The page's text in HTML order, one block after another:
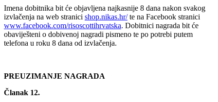
Imena dobitnika bit će objavljena najkasnije 8 dana nakon svakog
izvlačenja na web stranici shop.nikas.hr/te na Facebook stranici
www.facebook.com/risoscottihrvatska. Dobitnici nagrada bit će
obaviješteni o dobivenoj nagradi pismeno te po potrebi putem
telefona u roku 8 dana od izvlačenja.
PREUZIMANJE NAGRADA
Članak 12.